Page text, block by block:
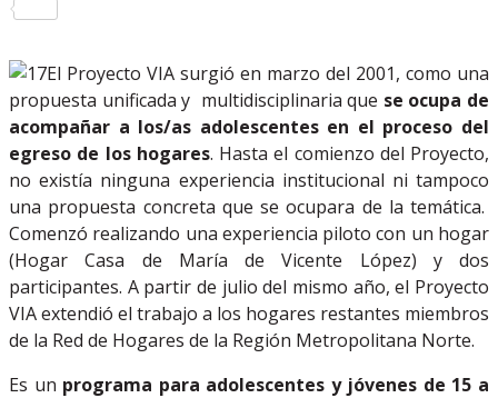
El Proyecto VIA surgió en marzo del 2001, como una
propuesta unificada y multidisciplinaria que se ocupa de
acompañar a los/as adolescentes en el proceso del
egreso de los hogares. Hasta el comienzo del Proyecto,
no existía ninguna experiencia institucional ni tampoco
una propuesta concreta que se ocupara de la temática.
Comenzó realizando una experiencia piloto con un hogar
(Hogar Casa de María de Vicente López) y dos
participantes. A partir de julio del mismo año, el Proyecto
VIA extendió el trabajo a los hogares restantes miembros
de la Red de Hogares de la Región Metropolitana Norte.
Es un programa para adolescentes y jóvenes de 15 a